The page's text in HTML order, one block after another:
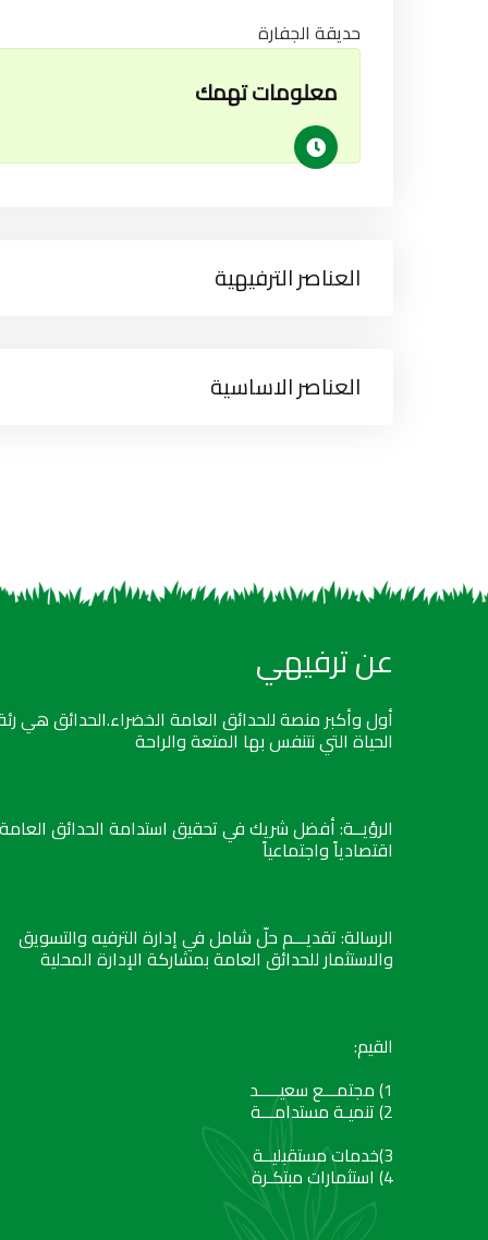
حديقة الجفارة
معلومات تهمك
العناصر الترفيهية
العناصر الاساسية
عن ترفيهي
أول وأكبر منصة للحدائق العامة الخضراء.الحدائق هي
الحياة التي نتنفس بها المتعة والراحة
الرؤيــة: أفضل شريك في تحقيق استدامة الحدائق العامة
اقتصادياً واجتماعياً
الرسالة: تقديـــم حلّ شامل في إدارة الترفيه والتسويق
والاستثمار للحدائق العامة بمشاركة الإدارة المحلية
القيم:
1) مجتمـــع سعيـــــد
2) تنميـة مستدامـــة
3)خدمات مستقبليــة
4) استثمارات مبتكـرة